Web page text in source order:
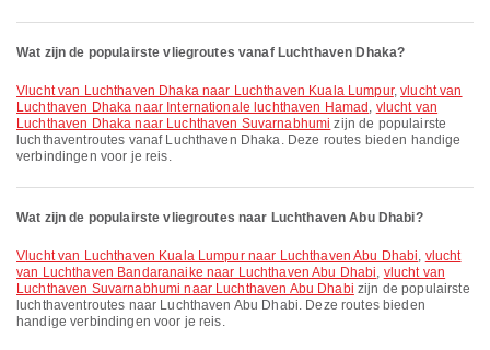
Wat zijn de populairste vliegroutes vanaf Luchthaven Dhaka?
vlucht van Luchthaven Dhaka naar Luchthaven Kuala Lumpur,vlucht van
Luchthaven Dhaka naar Internationale luchthaven Hamad , vlucht van
Luchthaven Dhaka naar Luchthaven Suvarnabhumi zijn de populairste
luchthaventroutes vanaf Luchthaven Dhaka. Deze routes bieden handige
verbindingen voor je reis.
Wat zijn de populairste vliegroutes naar Luchthaven Abu Dhabi?
vlucht van Luchthaven Kuala Lumpur naar Luchthaven Abu Dhabi, vlucht
van Luchthaven Bandaranaike naar Luchthaven Abu Dhabi, vlucht van
Luchthaven Suvarnabhumi naar Luchthaven Abu Dhabi zijn de populairste
luchthaventroutes naar Luchthaven Abu Dhabi. Deze routes bieden
handige verbindingen voor je reis.